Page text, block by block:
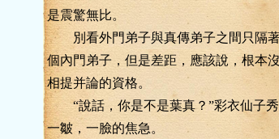
是震驚無比。
別看外門弟子與真傳弟子之間只隔
個內門弟子，但是差距，應該說，根本
相提并論的資格。
“說話，你是不是葉真？”彩衣仙子
一皺，一臉的焦急。